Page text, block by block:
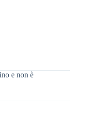
e non è